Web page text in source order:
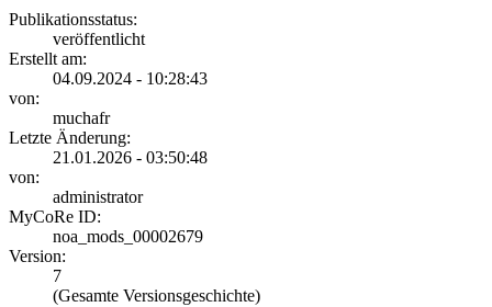
Publikationsstatus:
veröffentlicht
Erstellt am:
04.09.2024 - 10:28:43
von:
muchafr
Letzte Änderung:
21.01.2026 - 03:50:48
von:
administrator
MyCoRe ID:
noa_mods_00002679
Version:
7
(Gesamte Versionsgeschichte)